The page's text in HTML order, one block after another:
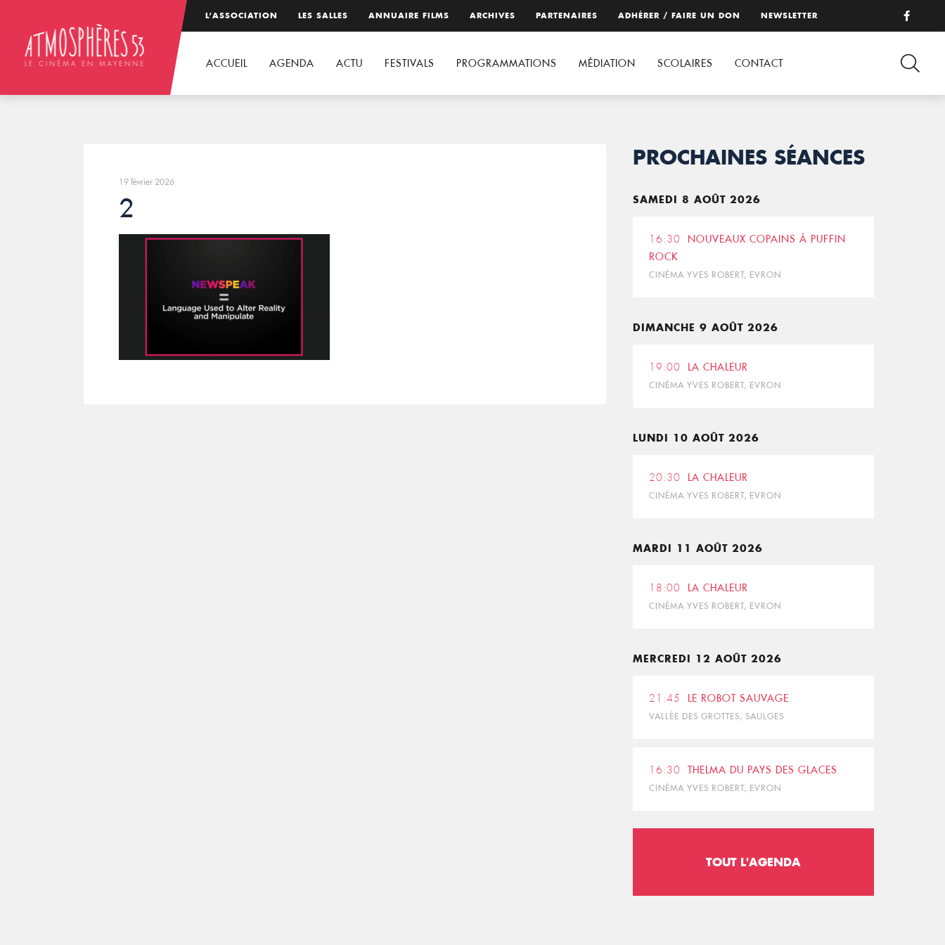
L’ASSOCIATION LES SALLES ANNUAIRE FILMS ARCHIVES PARTENAIRES ADHÉRER / FAIRE UN DON NEWSLETTER
ACCUEIL AGENDA ACTU FESTIVALS PROGRAMMATIONS MÉDIATION SCOLAIRES CONTACT
19 février 2026
2
PROCHAINES SÉANCES
SAMEDI 8 AOÛT 2026
16:30
NOUVEAUX COPAINS À PUFFIN
ROCK
CINÉMA YVES ROBERT, EVRON
DIMANCHE 9 AOÛT 2026
19:00 LA CHALEUR
CINÉMA YVES ROBERT, EVRON
LUNDI 10 AOÛT 2026
20:30 LA CHALEUR
CINÉMA YVES ROBERT, EVRON
MARDI 11 AOÛT 2026
18:00 LA CHALEUR
CINÉMA YVES ROBERT, EVRON
MERCREDI 12 AOÛT 2026
21:45 LE ROBOT SAUVAGE
VALLÉE DES GROTTES, SAULGES
16:30 THELMA DU PAYS DES GLACES
CINÉMA YVES ROBERT, EVRON
TOUT L'AGENDA